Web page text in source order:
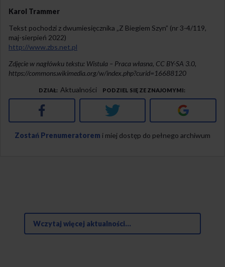
Karol Trammer
Tekst pochodzi z dwumiesięcznika „Z Biegiem Szyn” (nr 3-4/119,
maj-sierpień 2022)
http://www.zbs.net.pl
Zdjęcie w nagłówku tekstu: Wistula – Praca własna, CC BY-SA 3.0,
https://commons.wikimedia.org/w/index.php?curid=16688120
DZIAŁ Aktualności PODZIEL SIĘ ZE ZNAJOMYMI
Facebook Twitter Google+
Zostań Prenumeratorem i miej dostęp do pełnego archiwum
Wczytaj więcej aktualności...